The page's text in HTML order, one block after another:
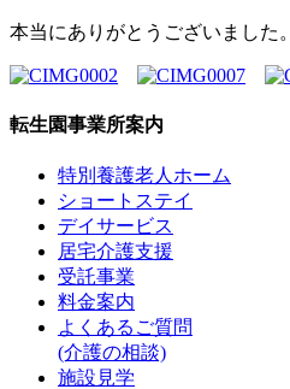
本当にありがとうございました。
転生園事業所案内
特別養護老人ホーム
ショートステイ
デイサービス
居宅介護支援
受託事業
料金案内
よくあるご質問
(介護の相談)
施設見学